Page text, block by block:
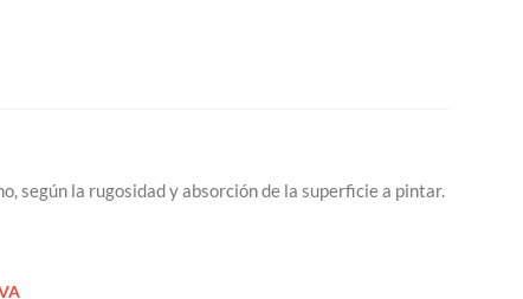
según la rugosidad y absorción de la superficie a pintar.